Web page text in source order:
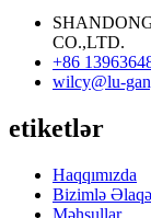
CO.,LTD.
+86
wilcy@lu-
etiketlər
Haqqımızda
Bizimlə Əlaqə
Məhsullar